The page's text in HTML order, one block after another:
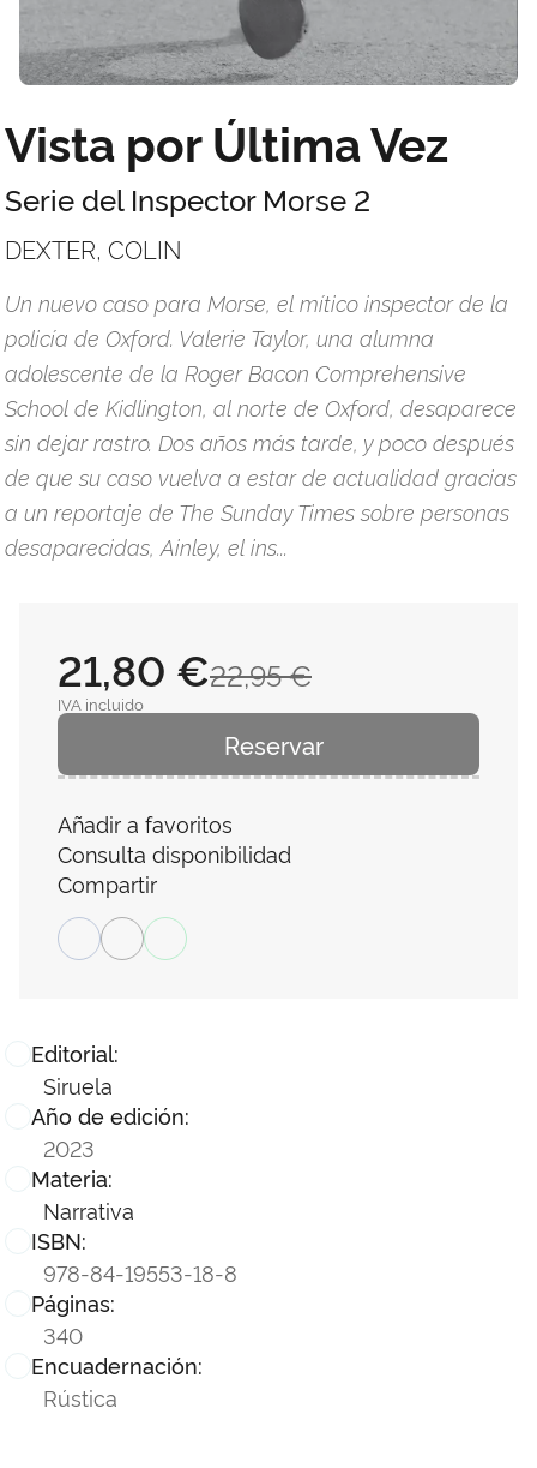
Vista por Última Vez
Serie del Inspector Morse 2
DEXTER, COLIN
Un nuevo caso para Morse, el mítico inspector de la
policía de Oxford. Valerie Taylor, una alumna
adolescente de la Roger Bacon Com­prehensive
School de Kidlington, al norte de Oxford, desaparece
sin dejar rastro. Dos años más tarde, y poco después
de que su caso vuelva a estar de actualidad gracias
a un reportaje de The Sunday Times sobre personas
desaparecidas, Ainley, el ins...
Editorial:
Siruela
Año de edición:
2023
Materia:
Narrativa
ISBN:
978-84-19553-18-8
Páginas:
340
Encuadernación:
Rústica
22,95 €
21,80 €
IVA incluido
Reservar
Añadir a favoritos
Consulta disponibilidad
Compartir